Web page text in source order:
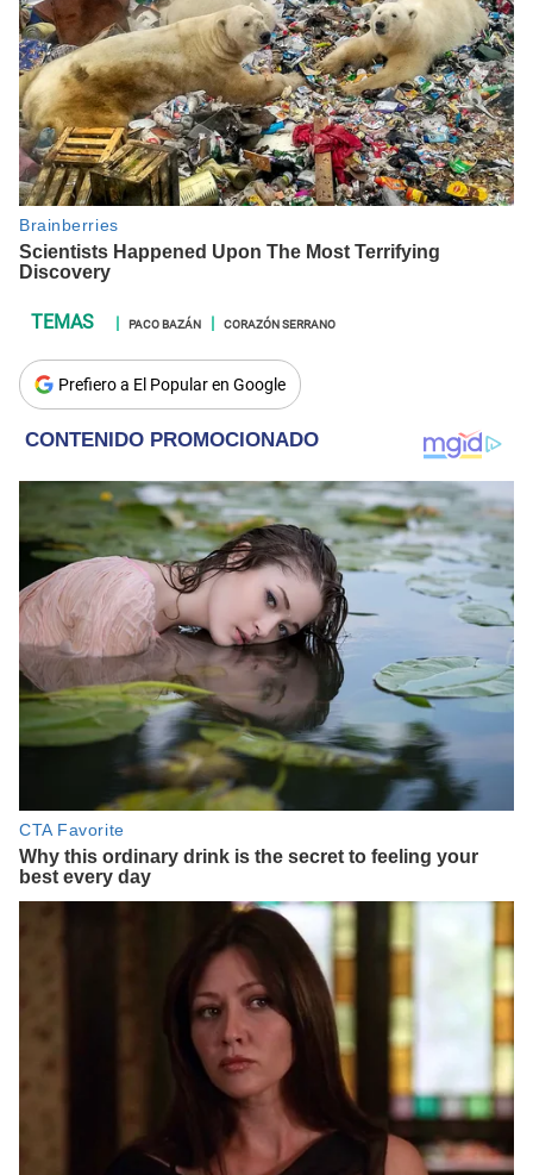
PACO BAZÁN CORAZÓN SERRANO
Prefiero a El Popular en Google